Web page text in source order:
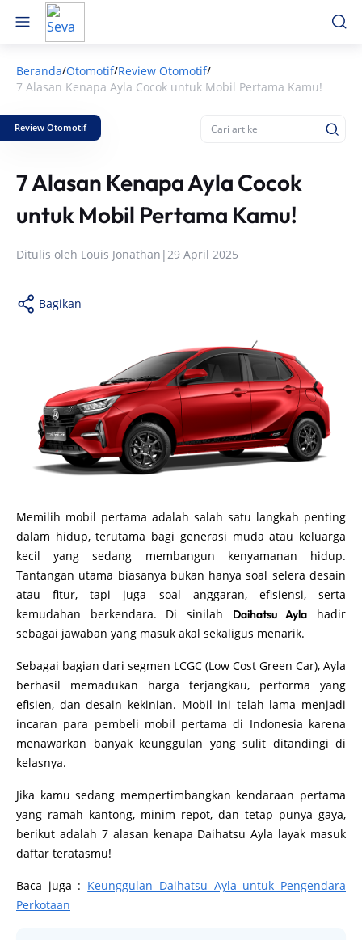
Beranda/Otomotif/Review Otomotif/
7 Alasan Kenapa Ayla Cocok untuk Mobil Pertama Kamu!
Review Otomotif
7 Alasan Kenapa Ayla Cocok
untuk Mobil Pertama Kamu!
Ditulis oleh Louis Jonathan |29 April 2025
Bagikan
Memilih mobil pertama adalah salah satu langkah penting
dalam hidup, terutama bagi generasi muda atau keluarga
kecil yang sedang membangun kenyamanan hidup.
Tantangan utama biasanya bukan hanya soal selera desain
atau fitur, tapi juga soal anggaran, efisiensi, serta
kemudahan berkendara. Di sinilah
Daihatsu Ayla hadir
sebagai jawaban yang masuk akal sekaligus menarik.
Sebagai bagian dari segmen LCGC (Low Cost Green Car), Ayla
berhasil memadukan harga terjangkau, performa yang
efisien, dan desain kekinian. Mobil ini telah lama menjadi
incaran para pembeli mobil pertama di Indonesia karena
menawarkan banyak keunggulan yang sulit ditandingi di
kelasnya.
Jika kamu sedang mempertimbangkan kendaraan pertama
yang ramah kantong, minim repot, dan tetap punya gaya,
berikut adalah 7 alasan kenapa Daihatsu Ayla layak masuk
daftar teratasmu!
Baca juga : Keunggulan Daihatsu Ayla untuk Pengendara
Perkotaan